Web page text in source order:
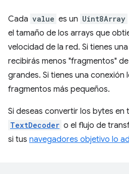
Cada value es un Uint8Array
el tamaño de los arrays que
velocidad de la red. Si tienes
recibirás menos "fragmentos"
grandes. Si tienes una conexión
fragmentos más pequeños.
Si deseas convertir los bytes en
TextDecoder o el flujo de
si tus navegadores objetivo lo